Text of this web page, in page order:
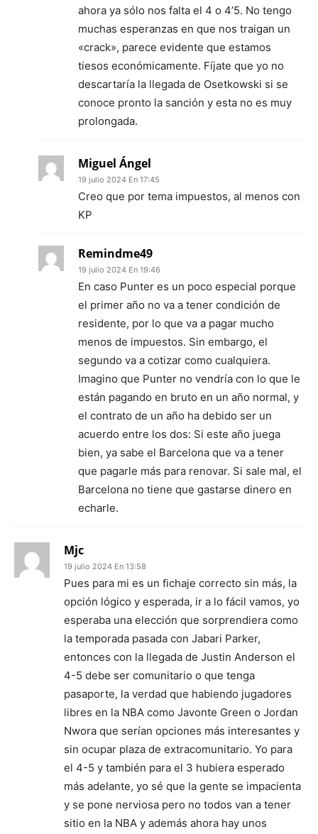
ahora ya sólo nos falta el 4 o 4’5. No tengo
muchas esperanzas en que nos traigan un
«crack», parece evidente que estamos
tiesos económicamente. Fíjate que yo no
descartaría la llegada de Osetkowski si se
conoce pronto la sanción y esta no es muy
prolongada.
Miguel Ángel
19 julio 2024 En 17:45
Creo que por tema impuestos, al menos con
KP
Remindme49
19 julio 2024 En 19:46
En caso Punter es un poco especial porque
el primer año no va a tener condición de
residente, por lo que va a pagar mucho
menos de impuestos. Sin embargo, el
segundo va a cotizar como cualquiera.
Imagino que Punter no vendría con lo que le
están pagando en bruto en un año normal, y
el contrato de un año ha debido ser un
acuerdo entre los dos: Si este año juega
bien, ya sabe el Barcelona que va a tener
que pagarle más para renovar. Si sale mal, el
Barcelona no tiene que gastarse dinero en
echarle.
Mjc
19 julio 2024 En 13:58
Pues para mi es un fichaje correcto sin más, la
opción lógico y esperada, ir a lo fácil vamos, yo
esperaba una elección que sorprendiera como
la temporada pasada con Jabari Parker,
entonces con la llegada de Justin Anderson el
4-5 debe ser comunitario o que tenga
pasaporte, la verdad que habiendo jugadores
libres en la NBA como Javonte Green o Jordan
Nwora que serían opciones más interesantes y
sin ocupar plaza de extracomunitario. Yo para
el 4-5 y también para el 3 hubiera esperado
más adelante, yo sé que la gente se impacienta
y se pone nerviosa pero no todos van a tener
sitio en la NBA y además ahora hay unos